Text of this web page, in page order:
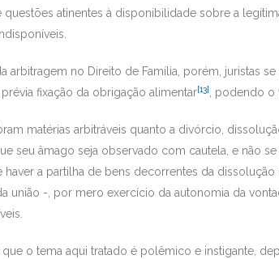
questões atinentes à disponibilidade sobre a
arbitragem no Direito de Família, porém, juristas
fixação da obrigação alimentar[13], podendo o
matérias arbitráveis quanto a divórcio,
seu âmago seja observado com cautela, e não
a partilha de bens decorrentes da
união -, por mero exercício da autonomia da
o tema aqui tratado é polêmico e instigante,